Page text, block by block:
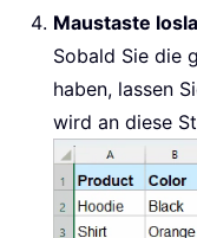
Maustaste
Sobald Sie die
haben, lassen
wird an diese